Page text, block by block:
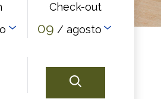
Check-out
09 / agosto